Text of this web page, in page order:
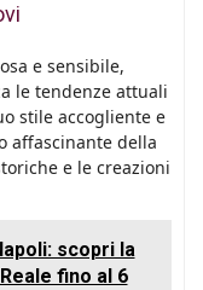
e sensibile,
le tendenze attuali
stile accogliente e
affascinante della
e le creazioni
scopri la
fino al 6